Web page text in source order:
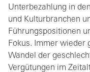
Unterbezahlung in
und Kulturbranchen
Führungspositionen
Fokus. Immer wieder
Wandel der
Vergütungen im